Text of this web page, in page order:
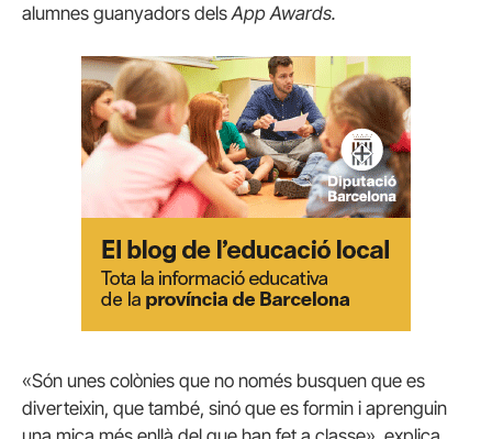
alumnes guanyadors dels App Awards.
«Són unes colònies que no només busquen que es
diverteixin, que també, sinó que es formin i aprenguin